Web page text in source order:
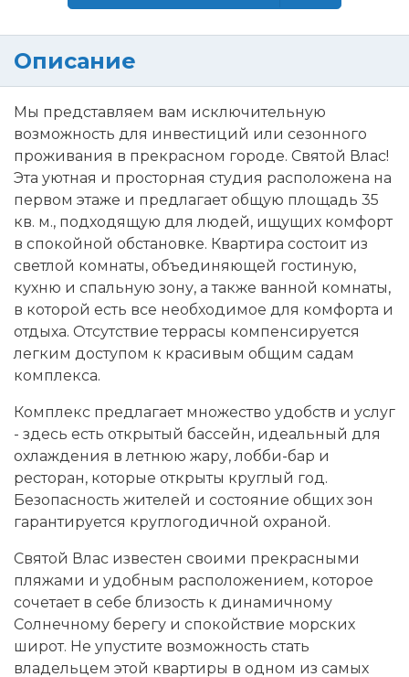
Описание
Мы представляем вам исключительную
возможность для инвестиций или сезонного
проживания в прекрасном городе. Святой Влас!
Эта уютная и просторная студия расположена на
первом этаже и предлагает общую площадь 35
кв. м., подходящую для людей, ищущих комфорт
в спокойной обстановке. Квартира состоит из
светлой комнаты, объединяющей гостиную,
кухню и спальную зону, а также ванной комнаты,
в которой есть все необходимое для комфорта и
отдыха. Отсутствие террасы компенсируется
легким доступом к красивым общим садам
комплекса.
Комплекс предлагает множество удобств и услуг
- здесь есть открытый бассейн, идеальный для
охлаждения в летнюю жару, лобби-бар и
ресторан, которые открыты круглый год.
Безопасность жителей и состояние общих зон
гарантируется круглогодичной охраной.
Святой Влас известен своими прекрасными
пляжами и удобным расположением, которое
сочетает в себе близость к динамичному
Солнечному берегу и спокойствие морских
широт. Не упустите возможность стать
владельцем этой квартиры в одном из самых